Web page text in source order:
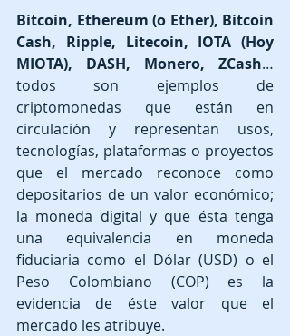
Bitcoin, Ethereum (o Ether), Bitcoin
Cash, Ripple, Litecoin, IOTA (Hoy
MIOTA), DASH, Monero, ZCash…
todos son ejemplos de
criptomonedas que están en
circulación y representan usos,
tecnologías, plataformas o proyectos
que el mercado reconoce como
depositarios de un valor económico;
la moneda digital y que ésta tenga
una equivalencia en moneda
fiduciaria como el Dólar (USD) o el
Peso Colombiano (COP) es la
evidencia de éste valor que el
mercado les atribuye.